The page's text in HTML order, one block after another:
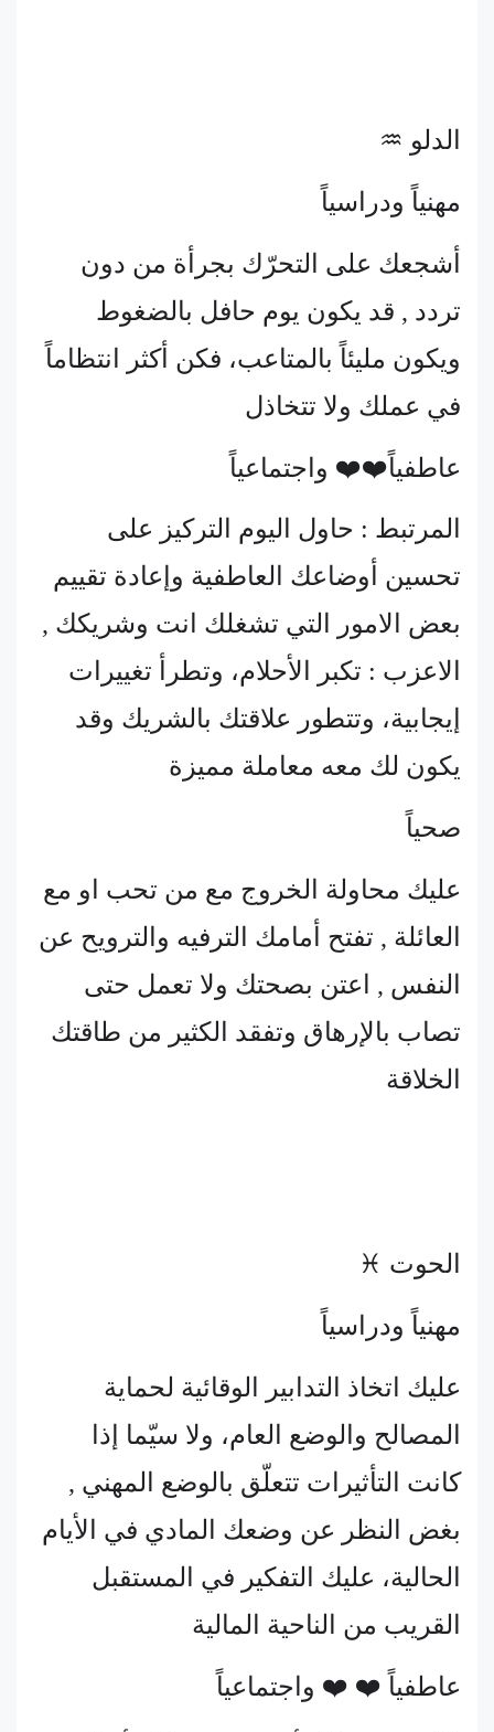
الدلو ♒
مهنياً ودراسياً
أشجعك على التحرّك بجرأة من دون
تردد , قد يكون يوم حافل بالضغوط
ويكون مليئاً بالمتاعب، فكن أكثر انتظاماً
في عملك ولا تتخاذل
عاطفياً❤️❤️ واجتماعياً
المرتبط : حاول اليوم التركيز على
تحسين أوضاعك العاطفية وإعادة تقييم
بعض الامور التي تشغلك انت وشريكك ,
الاعزب : تكبر الأحلام، وتطرأ تغييرات
إيجابية، وتتطور علاقتك بالشريك وقد
يكون لك معه معاملة مميزة
صحياً
عليك محاولة الخروج مع من تحب او مع
العائلة , تفتح أمامك الترفيه والترويح عن
النفس , اعتن بصحتك ولا تعمل حتى
تصاب بالإرهاق وتفقد الكثير من طاقتك
الخلاقة
الحوت ♓
مهنياً ودراسياً
عليك اتخاذ التدابير الوقائية لحماية
المصالح والوضع العام، ولا سيّما إذا
كانت التأثيرات تتعلّق بالوضع المهني ,
بغض النظر عن وضعك المادي في الأيام
الحالية، عليك التفكير في المستقبل
القريب من الناحية المالية
عاطفياً ❤️ ❤️ واجتماعياً